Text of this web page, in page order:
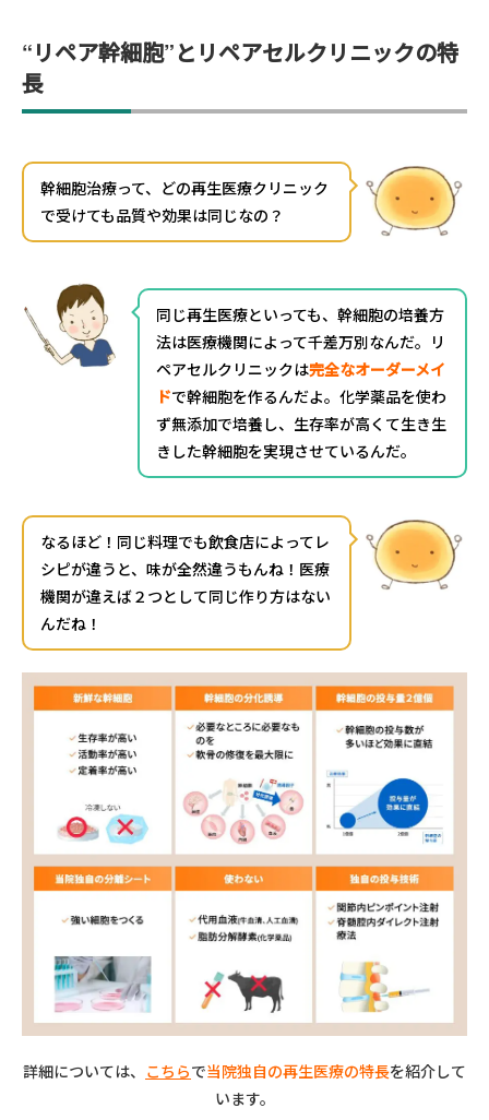
“リペア幹細胞”とリペアセルクリニックの特
長
幹細胞治療って、どの再生医療クリニック
で受けても品質や効果は同じなの？
同じ再生医療といっても、幹細胞の培養方
法は医療機関によって千差万別なんだ。リ
ペアセルクリニックは完全なオーダーメイ
ドで幹細胞を作るんだよ。化学薬品を使わ
ず無添加で培養し、生存率が高くて生き生
きした幹細胞を実現させているんだ。
なるほど！同じ料理でも飲食店によってレ
シピが違うと、味が全然違うもんね！医療
機関が違えば２つとして同じ作り方はない
んだね！
詳細については、 こちらで当院独自の再生医療の特長を紹介して
います。